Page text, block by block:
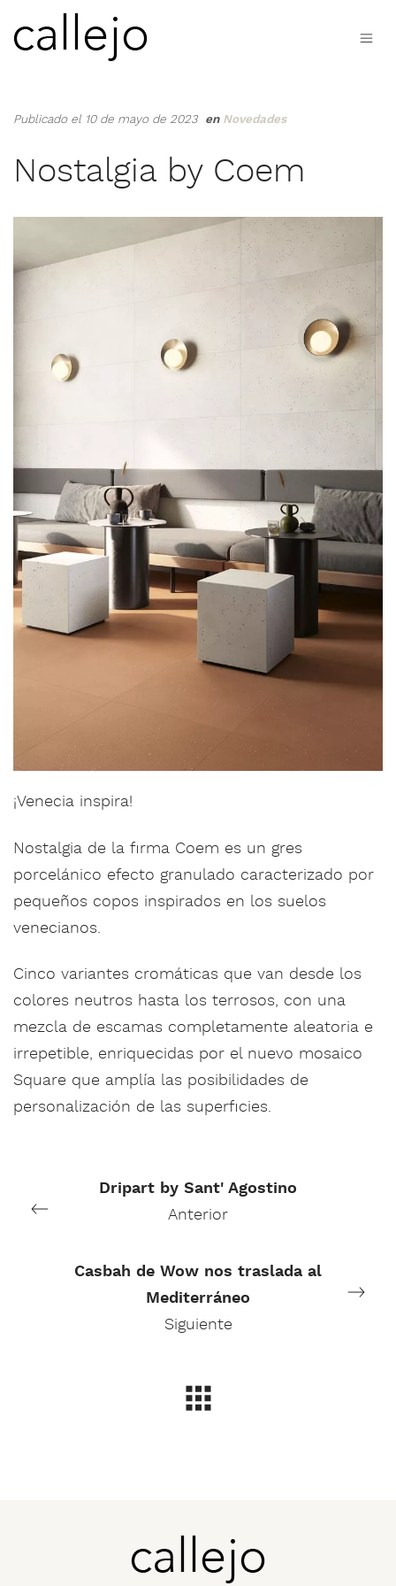
Publicado el 10 de mayo de 2023 en Novedades
Nostalgia by Coem
¡Venecia inspira!
Nostalgia de la firma Coem es un gres
porcelánico efecto granulado caracterizado por
pequeños copos inspirados en los suelos
venecianos.
Cinco variantes cromáticas que van desde los
colores neutros hasta los terrosos, con una
mezcla de escamas completamente aleatoria e
irrepetible, enriquecidas por el nuevo mosaico
Square que amplía las posibilidades de
personalización de las superficies.
Dripart by Sant' Agostino
Anterior
Casbah de Wow nos traslada al
Mediterráneo
Siguiente